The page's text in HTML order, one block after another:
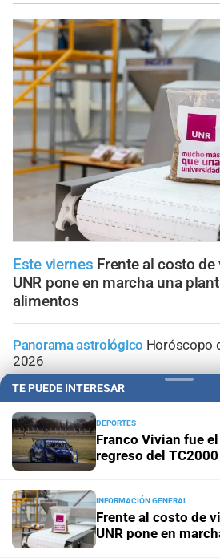
Este viernes Frente al costo
UNR pone en marcha una
alimentos
Panorama astrológico Horóscopo
2026
Horóscopo del díaHoróscopo de
agosto de 2026
Horóscopo del día Horóscopo de
Horóscopo del díaHoróscopo de
08 de agosto de 2026
TE PUEDE INTERESAR
DEPORTES
Franco Vivian fue
regreso del
INFORMACIÓN GENERAL
Frente al costo de
UNR pone en